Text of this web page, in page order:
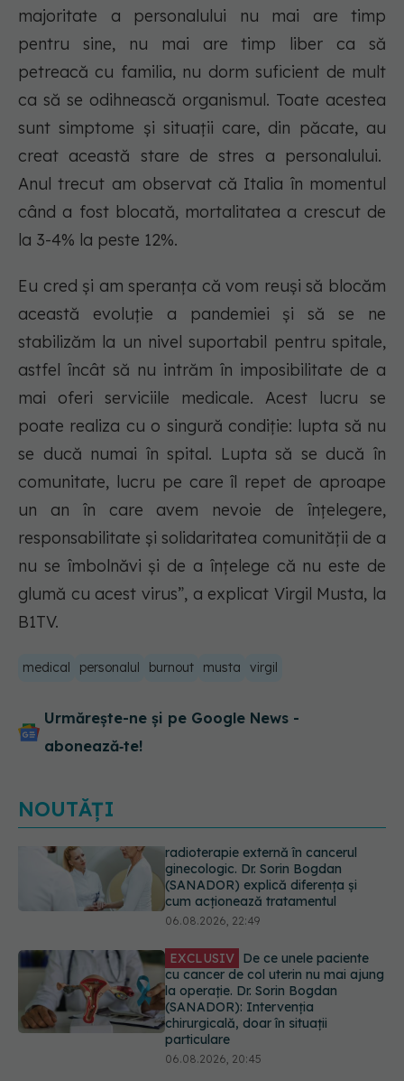
majoritate a personalului nu mai are timp
pentru sine, nu mai are timp liber ca să
petreacă cu familia, nu dorm suficient de mult
ca să se odihnească organismul. Toate acestea
sunt simptome și situații care, din păcate, au
creat această stare de stres a personalului.
Anul trecut am observat că Italia în momentul
când a fost blocată, mortalitatea a crescut de
la 3-4% la peste 12%.
Eu cred și am speranța că vom reuși să blocăm
această evoluție a pandemiei și să se ne
stabilizăm la un nivel suportabil pentru spitale,
astfel încât să nu intrăm în imposibilitate de a
mai oferi serviciile medicale. Acest lucru se
poate realiza cu o singură condiție: lupta să nu
se ducă numai în spital. Lupta să se ducă în
comunitate, lucru pe care îl repet de aproape
un an în care avem nevoie de înțelegere,
responsabilitate și solidaritatea comunității de a
nu se îmbolnăvi și de a înțelege că nu este de
glumă cu acest virus”, a explicat Virgil Musta, la
B1TV.
medical personalul burnout musta virgil
Urmărește-ne și pe Google News -
abonează‑te!
NOUTĂȚI
EXCLUSIV De ce unele paciente
cu cancer de col uterin nu mai ajung
la operație. Dr. Sorin Bogdan
(SANADOR): Intervenția
particulare
06.08.2026, 20:45
Alertă în Europa după un nou caz
de hantavirus Anzi, singura tulpină
care se transmite de la om la om
06.08.2026, 20:06